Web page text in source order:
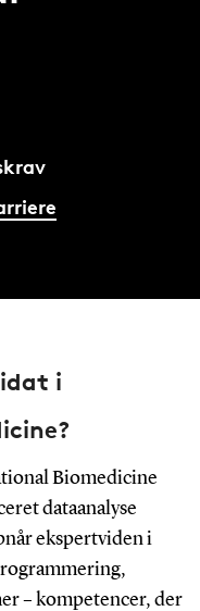
i
Biomedicine
dataanalyse
ekspertviden i
– kompetencer, der